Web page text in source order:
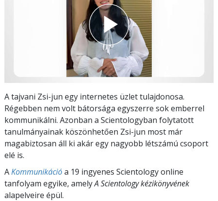
A tajvani Zsi-jun egy internetes üzlet tulajdonosa.
Régebben nem volt bátorsága egyszerre sok emberrel
kommunikálni. Azonban a Scientologyban folytatott
tanulmányainak köszönhetően Zsi-jun most már
magabiztosan áll ki akár egy nagyobb létszámú csoport
elé is.
AKommunikációa 19 ingyenes Scientology online
tanfolyam egyike, amelyA Scientology kézikönyvének
alapelveire épül.